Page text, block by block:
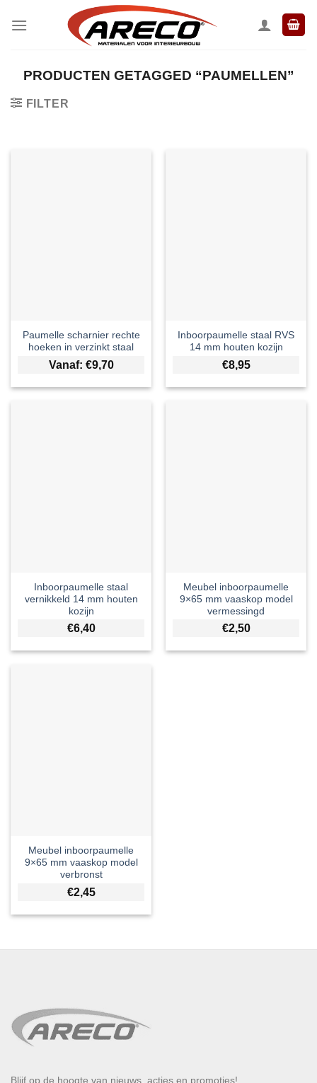
naar
PRODUCTEN GETAGGED “PAUMELLEN”
FILTER
Paumelle scharnier rechte
hoeken in verzinkt staal
Vanaf: €9,70
Inboorpaumelle staal RVS
14 mm houten kozijn
€8,95
Inboorpaumelle staal
vernikkeld 14 mm houten
kozijn
€6,40
Meubel inboorpaumelle
9×65 mm vaaskop model
vermessingd
€2,50
Meubel inboorpaumelle
9×65 mm vaaskop model
verbronst
€2,45
Blijf op de hoogte van nieuws, acties en promoties!